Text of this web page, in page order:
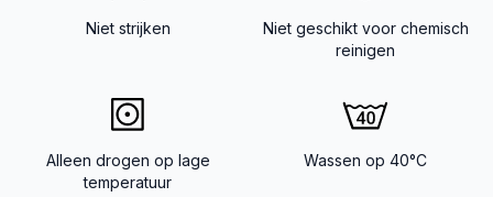
Niet strijken
Niet geschikt voor chemisch
reinigen
Alleen drogen op lage
temperatuur
Wassen op 40°C